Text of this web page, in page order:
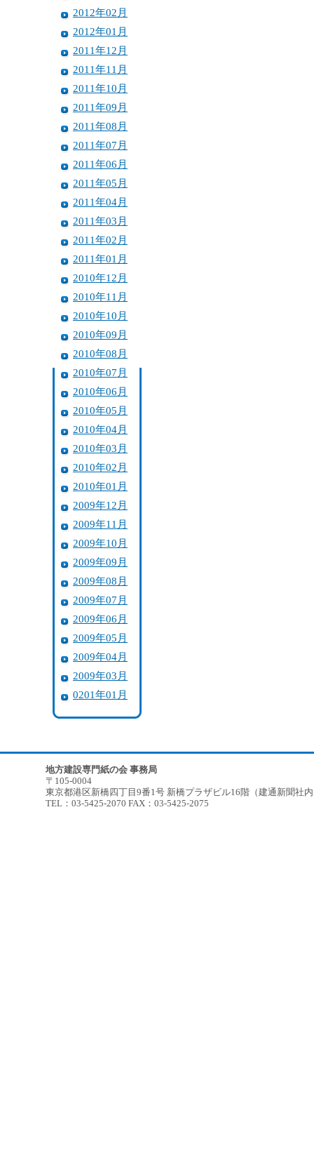
2012年02月
2012年01月
2011年12月
2011年11月
2011年10月
2011年09月
2011年08月
2011年07月
2011年06月
2011年05月
2011年04月
2011年03月
2011年02月
2011年01月
2010年12月
2010年11月
2010年10月
2010年09月
2010年08月
2010年07月
2010年06月
2010年05月
2010年04月
2010年03月
2010年02月
2010年01月
2009年12月
2009年11月
2009年10月
2009年09月
2009年08月
2009年07月
2009年06月
2009年05月
2009年04月
2009年03月
0201年01月
地方建設専門紙の会 事務局
〒105-0004
東京都港区新橋四丁目9番1号 新橋プラザビル16階（建通新聞社
TEL：03-5425-2070 FAX：03-5425-2075